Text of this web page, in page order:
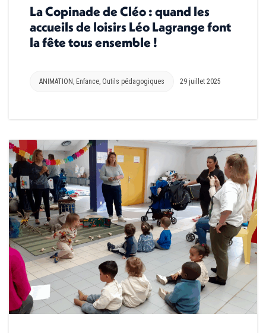
La Copinade de Cléo : quand les
accueils de loisirs Léo Lagrange font
la fête tous ensemble !
ANIMATION , Enfance, Outils pédagogiques 29 juillet 2025